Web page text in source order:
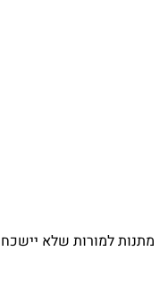
מתנות למורות שלא